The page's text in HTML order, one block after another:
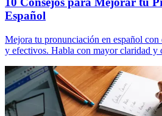
Español
Mejora tu pronunciación en español con
y efectivos. Habla con mayor claridad y